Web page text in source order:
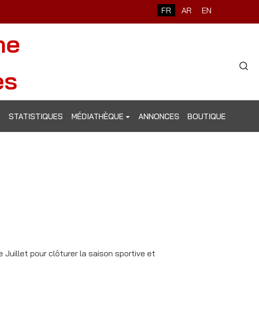
Sélectionnez votre langue
FR AR EN
Type
STATISTIQUES MÉDIATHÈQUE ANNONCES BOUTIQUE
Juillet pour clôturer la saison sportive et